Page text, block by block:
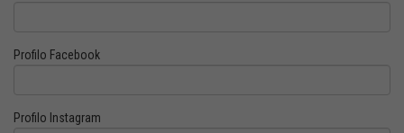
Profilo Facebook
Profilo Instagram